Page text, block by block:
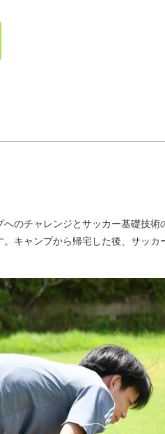
のチャレンジとサッカー基礎技
キャンプから帰宅した後、サッ